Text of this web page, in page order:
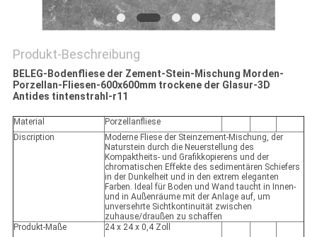
Produkt-Beschreibung
BELEG-Bodenfliese der Zement-Stein-Mischung Morden-
Porzellan-Fliesen-600x600mm trockene der Glasur-3D
Antides tintenstrahl-r11
Material
Porzellanfliese
Discription
Moderne Fliese der Steinzement-Mischung, der
Naturstein durch die Neuerstellung des
Kompaktheits- und Grafikkopierens und der
chromatischen Effekte des sedimentären Schiefers
in der Dunkelheit und in den extrem eleganten
Farben. Ideal für Boden und Wand taucht in Innen-
und in Außenräume mit der Anlage auf, um
unversehrte Sichtkontinuität zwischen
zuhause/draußen zu schaffen
Produkt-Maße
24 x 24 x 0,4 Zoll